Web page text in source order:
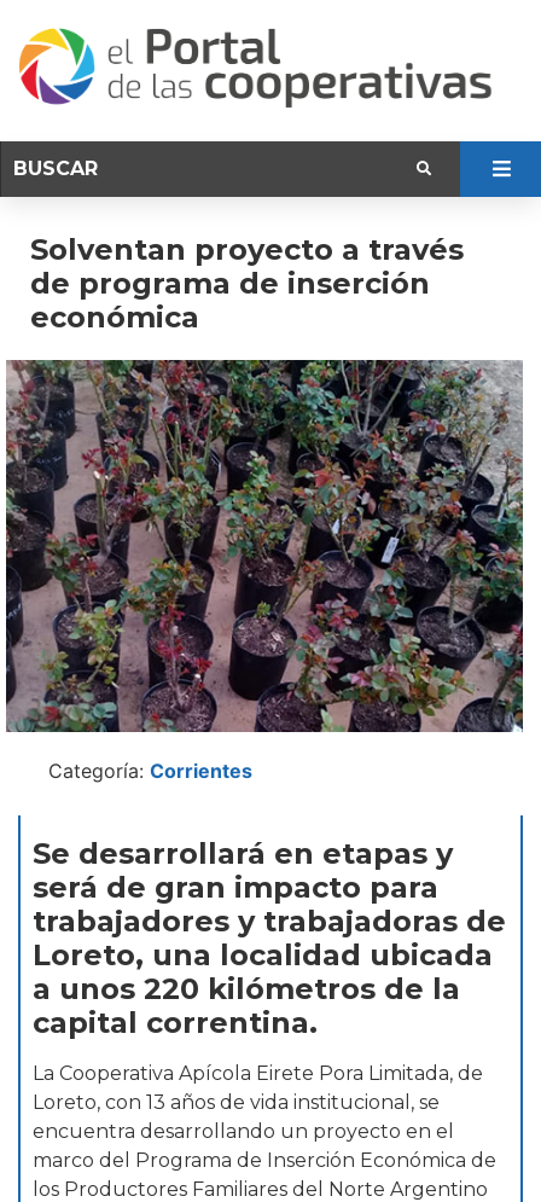
Solventan proyecto a través
de programa de inserción
económica
Categoría: Corrientes
Se desarrollará en etapas y
será de gran impacto para
trabajadores y trabajadoras de
Loreto, una localidad ubicada
a unos 220 kilómetros de la
capital correntina.
La Cooperativa Apícola Eirete Pora Limitada, de
Loreto, con 13 años de vida institucional, se
encuentra desarrollando un proyecto en el
marco del Programa de Inserción Económica de
los Productores Familiares del Norte Argentino